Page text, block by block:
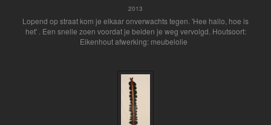
2013
Lopend op straat kom je elkaar onverwachts tegen. 'Hee hallo, hoe is
het' . Een snelle zoen voordat je beiden je weg vervolgd. Houtsoort:
Eikenhout afwerking: meubelolie